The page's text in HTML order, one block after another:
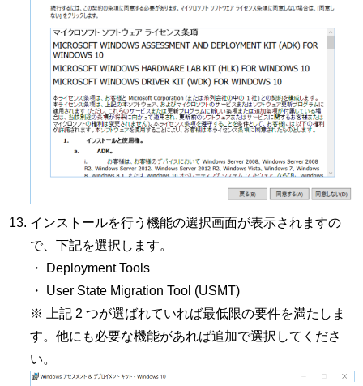
インストールを行う機能の選択画面が表示されますの
で、下記を選択します。
・ Deployment Tools
・ User State Migration Tool (USMT)
※ 上記 2 つが選ばれていれば最低限の要件を満たしま
す。他にも必要な機能があれば追加で選択してくださ
い。